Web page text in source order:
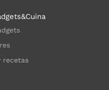
recetas